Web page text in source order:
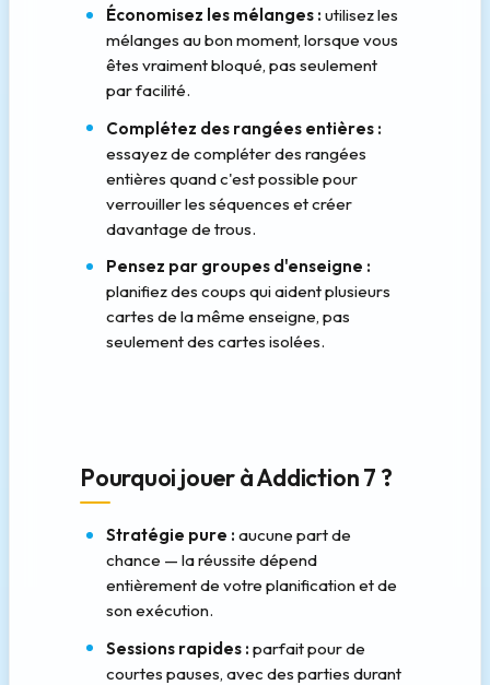
Économisez les mélanges : utilisez les
mélanges au bon moment, lorsque vous
êtes vraiment bloqué, pas seulement
par facilité.
Complétez des rangées entières :
essayez de compléter des rangées
entières quand c'est possible pour
verrouiller les séquences et créer
davantage de trous.
Pensez par groupes d'enseigne :
planifiez des coups qui aident plusieurs
cartes de la même enseigne, pas
seulement des cartes isolées.
Pourquoi jouer à Addiction 7 ?
Stratégie pure : aucune part de
chance — la réussite dépend
entièrement de votre planification et de
son exécution.
Sessions rapides : parfait pour de
courtes pauses, avec des parties durant